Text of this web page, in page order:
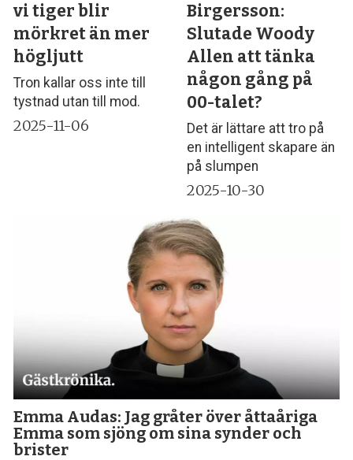
vi tiger blir
mörkret än mer
högljutt
Tron kallar oss inte till
tystnad utan till mod.
2025-11-06
Birgersson:
Slutade Woody
Allen att tänka
någon gång på
00-talet?
Det är lättare att tro på
en intelligent skapare än
på slumpen
2025-10-30
Emma Audas: Jag gråter över åttaåriga
Emma som sjöng om sina synder och
brister